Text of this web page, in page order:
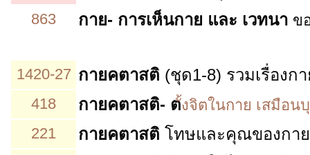
863 กาย- การเห็นกาย และ เวทนา ข
1420-27 กายคตาสติ (ชุด1-8) รวมเรื่อง
418 กายคตาสติ- ตงจิตในกาย เสมือ
221
กายคตาสติ โทษและคุณของกา